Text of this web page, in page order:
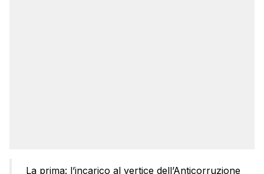
La prima: l’incarico al vertice dell’Anticorruzione